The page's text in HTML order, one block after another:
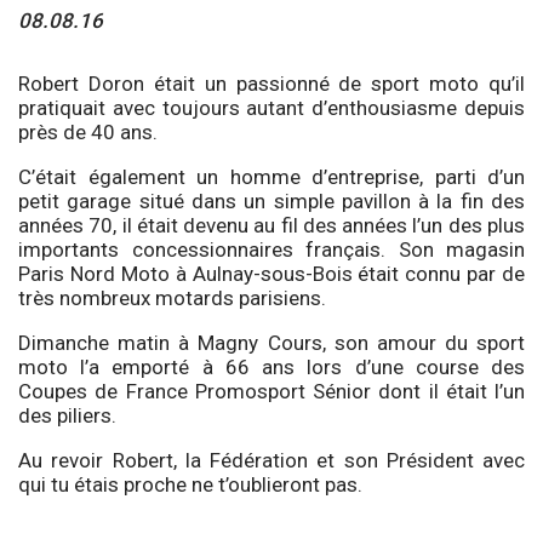
08.08.16
Robert Doron était un passionné de sport moto qu’il
pratiquait avec toujours autant d’enthousiasme depuis
près de 40 ans.
C’était également un homme d’entreprise, parti d’un
petit garage situé dans un simple pavillon à la fin des
années 70, il était devenu au fil des années l’un des plus
importants concessionnaires français. Son magasin
Paris Nord Moto à Aulnay-sous-Bois était connu par de
très nombreux motards parisiens.
Dimanche matin à Magny Cours, son amour du sport
moto l’a emporté à 66 ans lors d’une course des
Coupes de France Promosport Sénior dont il était l’un
des piliers.
Au revoir Robert, la Fédération et son Président avec
qui tu étais proche ne t’oublieront pas.